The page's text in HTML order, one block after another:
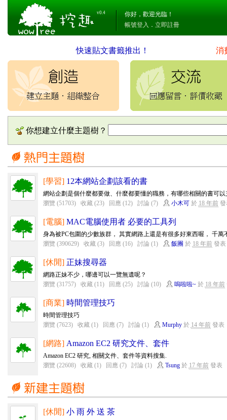
v0.4
你好，歡迎光臨！
帳號登入 ． 立即註冊
快速貼文書籤推出！ 消
你想建立什麼主題樹？
[學習] 12本網站企劃該看的書
網站企劃是個什麼都要做、什麼都要懂的職務，有哪些相關的書可
瀏覽 (51703)
收藏 (23) 回應 (12) 討論 (7) 小木可於 18 年前發
[電腦] MAC電腦使用者 必要的工具列
身為被PC包圍的少數族群， 其實網路上還是有很多好東西喔， 千
瀏覽 (390629)
收藏 (3) 回應 (16) 討論 (1) 飯團 於 18 年前發表
[休閒] 正妹搜尋器
網路正妹不少，哪邊可以一覽無遺呢？
瀏覽 (31757)
收藏 (11) 回應 (25) 討論 (10) 嗚啦啦~ 於 18 年前
[商業] 時間管理技巧
時間管理技巧
瀏覽 (7623)
收藏 (1) 回應 (7) 討論 (1) Murphy於 14 年前發表
[網路] Amazon EC2 研究文件、套件
Amazon EC2 研究, 相關文件、套件等資料搜集.
瀏覽 (22608)
收藏 (1) 回應 (7) 討論 (1) Tsung於 17 年前發表
[休閒] 小 雨 外 送 茶